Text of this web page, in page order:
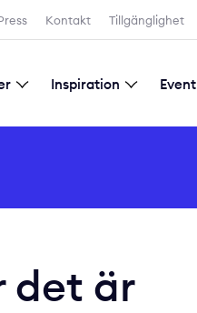
Kontakt Tillgänglighet
Inspiration Event
det är